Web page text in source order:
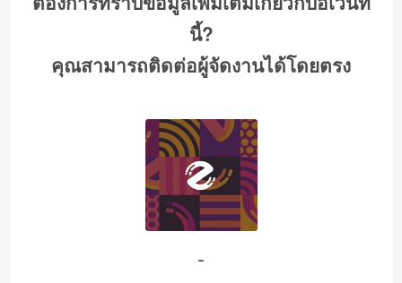
นี้?
คุณสามารถติดต่อผู้จัดงานได้โดยตรง
-